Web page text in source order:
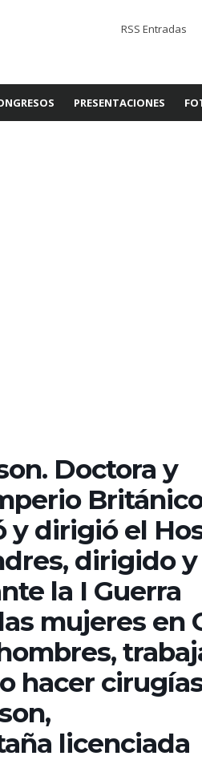
RSS Entradas
PRESENTACIONES
Doctora y
y dirigió el
dirigido y
la I Guerra
mujeres en
hacer
licenciada